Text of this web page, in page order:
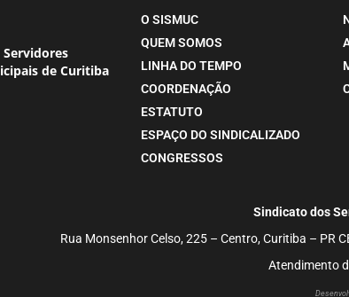
de Curitiba
O SISMUC
QUEM SOMOS
LINHA DO TEMPO
COORDENAÇÃO
ESTATUTO
ESPAÇO DO SINDICALIZADO
CONGRESSOS
Sindicato dos
Rua Monsenhor Celso, 225 – Centro, Curitiba –
Atendimento